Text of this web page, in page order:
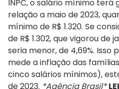
INPC, o salário mínimo terá
relação a maio de 2023,
mínimo de R$ 1.320. Se
de R$ 1.302, que vigorou de
seria menor, de 4,69%. Isso
mede a inflação das
cinco salários mínimos),
de 2023. *Agência Brasil*